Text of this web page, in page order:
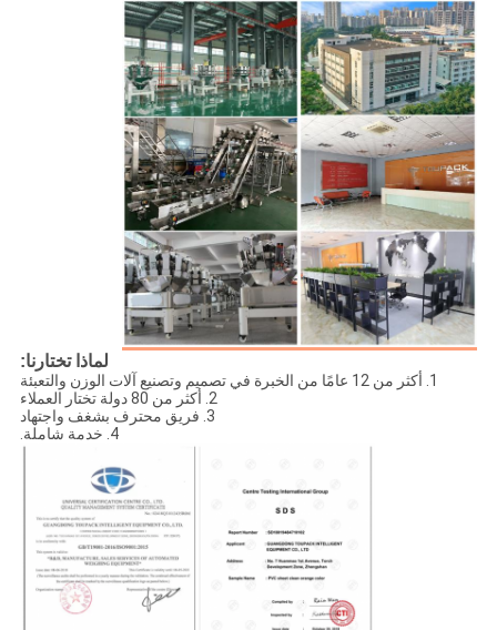
لماذا تختارنا:
1. أكثر من 12 عامًا من الخبرة في تصميم وتصنيع آلات الوزن والتعبئة
2. أكثر من 80 دولة تختار العملاء
3. فريق محترف بشغف واجتهاد
4. خدمة شاملة.